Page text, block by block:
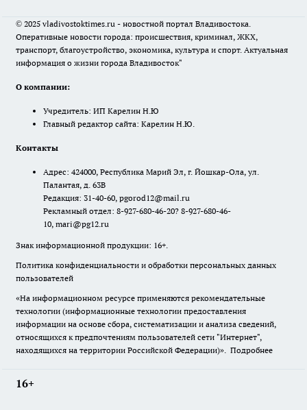
© 2025 vladivostoktimes.ru - новостной портал Владивостока.
Оперативные новости города: происшествия, криминал, ЖКХ,
транспорт, благоустройство, экономика, культура и спорт. Актуальная
информация о жизни города Владивосток"
О компании:
Учредитель: ИП Карелин Н.Ю
Главный редактор сайта: Карелин Н.Ю.
Контакты
Адрес: 424000, Республика Марий Эл, г. Йошкар-Ола, ул.
Палантая, д. 63В
Редакция: 31-40-60, pgorod12@mail.ru
Рекламный отдел: 8-927-680-46-20? 8-927-680-46-
10, mari@pg12.ru
Знак информационной продукции: 16+.
Политика конфиденциальности и обработки персональных данных
пользователей
«На информационном ресурсе применяются рекомендательные
технологии (информационные технологии предоставления
информации на основе сбора, систематизации и анализа сведений,
относящихся к предпочтениям пользователей сети "Интернет",
находящихся на территории Российской Федерации)». Подробнее
16+